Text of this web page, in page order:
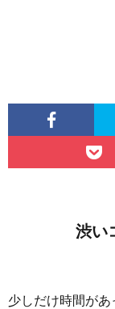
渋い
少しだけ時間が